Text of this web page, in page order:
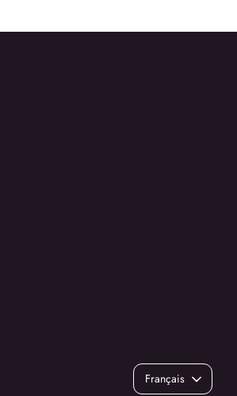
LangueFrançais